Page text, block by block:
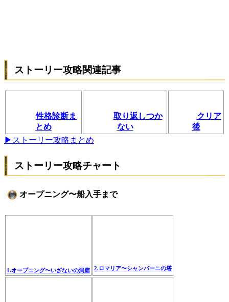
ストーリー攻略関連記事
性格診断ま
とめ
取り返しつか
ない
クリア
後
▶ストーリー攻略まとめ
ストーリー攻略チャート
オープニング〜船入手まで
1.オープニング〜いざないの洞窟 2.ロマリア〜シャンパーニの塔